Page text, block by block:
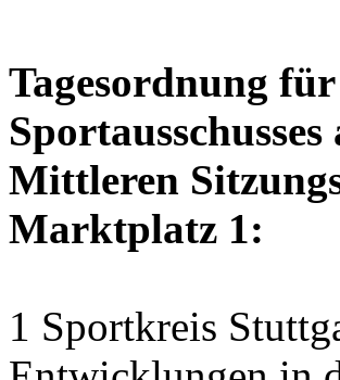
Tagesordnung
Mittleren
Marktplatz 1:
1 Sportkreis